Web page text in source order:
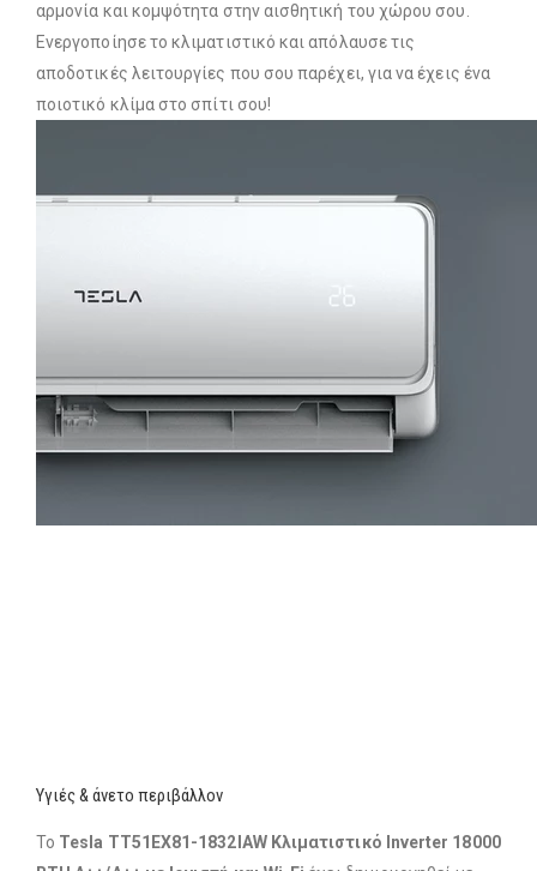
αρμονία και κομψότητα στην αισθητική του χώρου σου.
Ενεργοποίησε το κλιματιστικό και απόλαυσε τις
αποδοτικές λειτουργίες που σου παρέχει, για να έχεις ένα
ποιοτικό κλίμα στο σπίτι σου!
Υγιές & άνετο περιβάλλον
Το Tesla TT51EX81-1832IAW Κλιματιστικό Inverter 18000